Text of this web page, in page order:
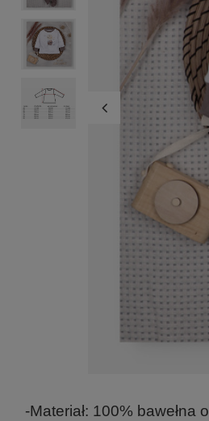
-Materiał: 100% bawełna